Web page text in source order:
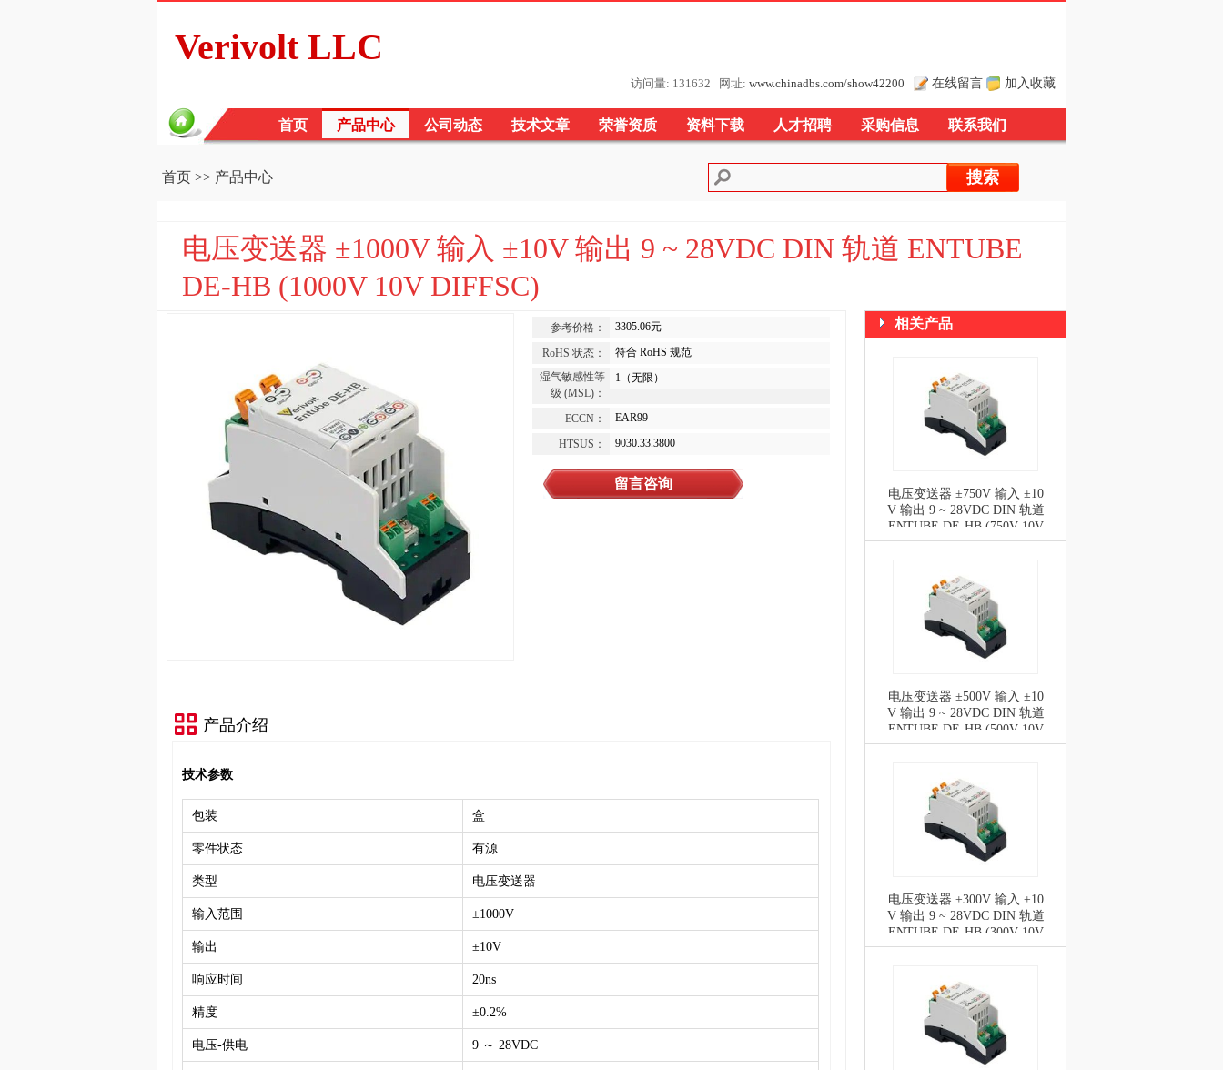
Verivolt LLC
访问量: 131632 网址: www.chinadbs.com/show42200 在线留言 加入收藏
首页 产品中心 公司动态 技术文章 荣誉资质 资料下载 人才招聘 采购信息 联系我们
首页 >> 产品中心
电压变送器 ±1000V 输入 ±10V 输出 9 ~ 28VDC DIN 轨道 ENTUBE
DE-HB (1000V 10V DIFFSC)
参考价格： 3305.06元
RoHS 状态：
符合 RoHS 规范
湿气敏感性等
级 (MSL)：
1（无限）
ECCN： EAR99
HTSUS： 9030.33.3800
留言咨询
产品介绍
技术参数
包装 盒
零件状态 有源
类型 电压变送器
输入范围 ±1000V
输出 ±10V
响应时间 20ns
精度 ±0.2%
电压-供电 9 ～ 28VDC
相关产品
电压变送器 ±750V 输入 ±10
V 输出 9 ~ 28VDC DIN 轨道
ENTUBE DE-HB (750V 10V
DIFFSC)
电压变送器 ±500V 输入 ±10
V 输出 9 ~ 28VDC DIN 轨道
ENTUBE DE-HB (500V 10V
DIFFSC)
电压变送器 ±300V 输入 ±10
V 输出 9 ~ 28VDC DIN 轨道
ENTUBE DE-HB (300V 10V
DIFFSC)